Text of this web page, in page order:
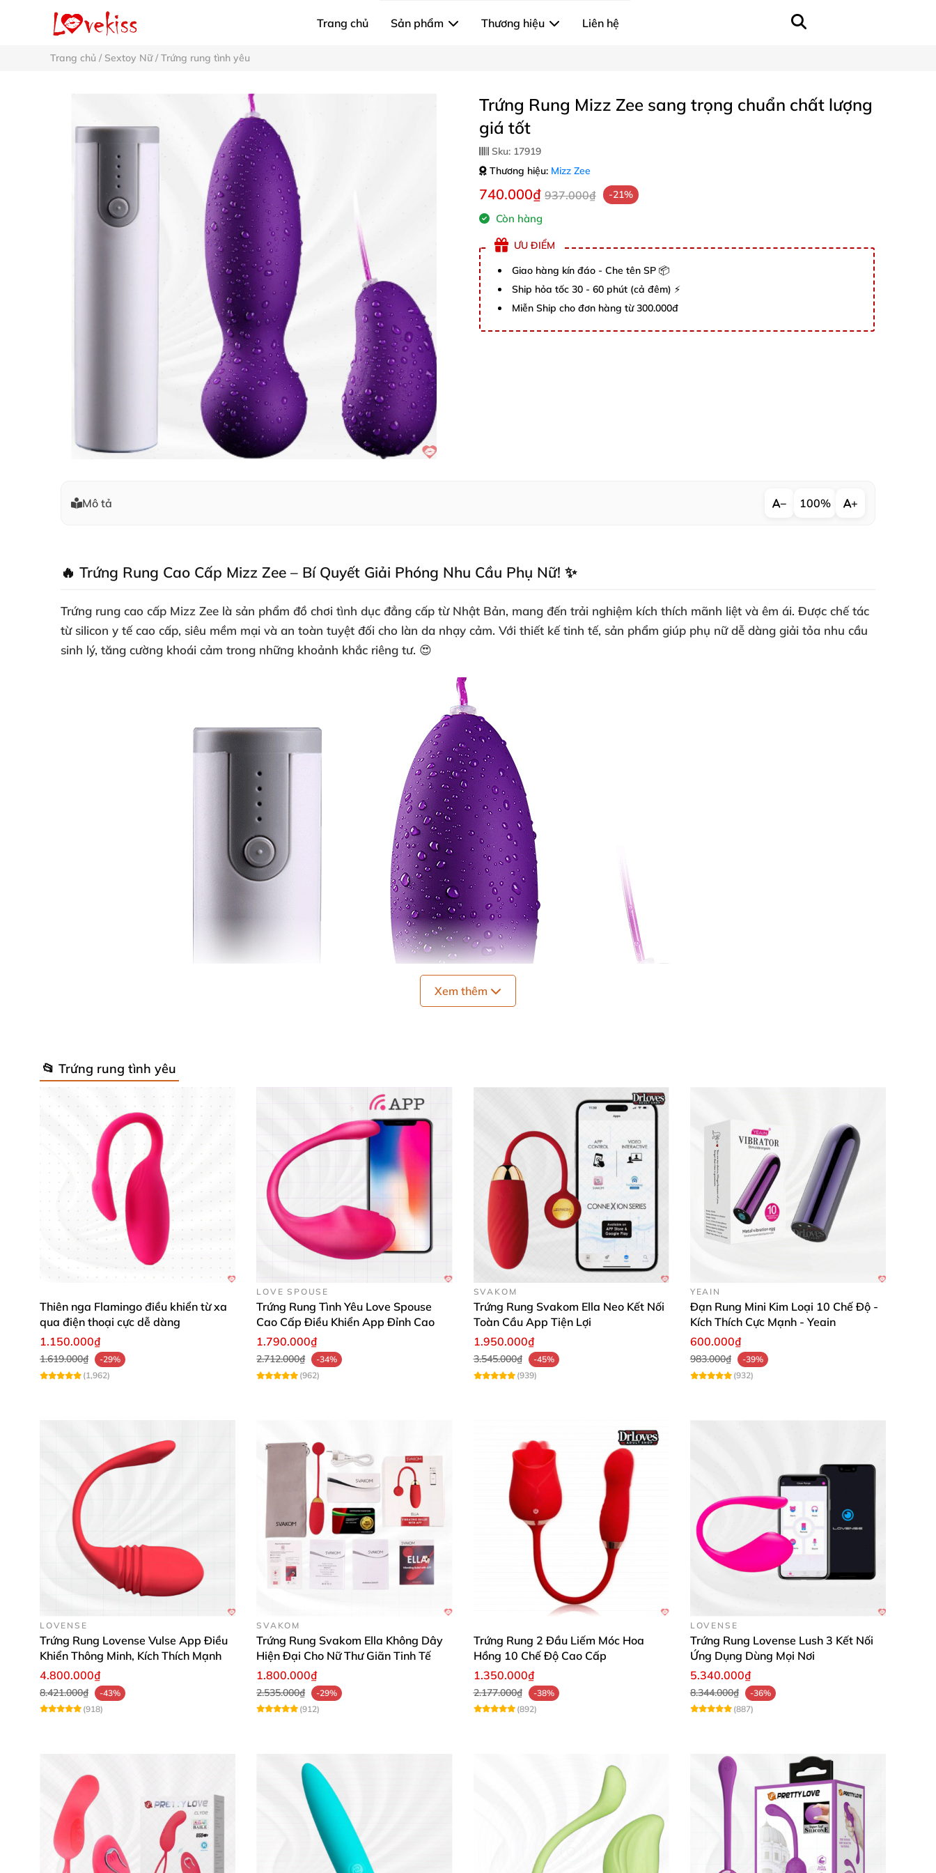
Trang chủ Sản phẩm Thương hiệu Liên hệ
Trang chủ / Sextoy Nữ/ Trứng rung tình yêu
Trứng Rung Mizz Zee sang trọng chuẩn chất lượng
giá tốt
Sku: 17919
Thương hiệu: Mizz Zee
740.000₫ 937.000₫ -21%
Còn hàng
ƯU ĐIỂM
Giao hàng kín đáo - Che tên SP 📦
Ship hỏa tốc 30 - 60 phút (cả đêm) ⚡
Miễn Ship cho đơn hàng từ 300.000đ
Mô tả − 100% +
🔥 Trứng Rung Cao Cấp Mizz Zee – Bí Quyết Giải Phóng Nhu Cầu Phụ Nữ! ✨
Trứng rung cao cấp Mizz Zee là sản phẩm đồ chơi tình dục đẳng cấp từ Nhật Bản, mang đến trải nghiệm kích thích mãnh liệt và êm ái. Được chế tác
từ silicon y tế cao cấp, siêu mềm mại và an toàn tuyệt đối cho làn da nhạy cảm. Với thiết kế tinh tế, sản phẩm giúp phụ nữ dễ dàng giải tỏa nhu cầu
sinh lý, tăng cường khoái cảm trong những khoảnh khắc riêng tư. 😍
Trứng Rung Mizz Zee sang trọng chuẩn chất lượng giá tốt
Xem thêm
📂 Trứng rung tình yêu
Thiên nga Flamingo điều khiển từ xa
qua điện thoại cực dễ dàng
1.150.000₫
1.619.000₫
-29%
(1,962)
LOVE SPOUSE
Trứng Rung Tình Yêu Love Spouse
Cao Cấp Điều Khiển App Đỉnh Cao
1.790.000₫
2.712.000₫
-34%
(962)
SVAKOM
Trứng Rung Svakom Ella Neo Kết Nối
Toàn Cầu App Tiện Lợi
1.950.000₫
3.545.000₫
-45%
(939)
YEAIN
Đạn Rung Mini Kim Loại 10 Chế Độ -
Kích Thích Cực Mạnh - Yeain
600.000₫
983.000₫
-39%
(932)
LOVENSE
Trứng Rung Lovense Vulse App Điều
Khiển Thông Minh, Kích Thích Mạnh
4.800.000₫
8.421.000₫
-43%
(918)
SVAKOM
Trứng Rung Svakom Ella Không Dây
Hiện Đại Cho Nữ Thư Giãn Tinh Tế
1.800.000₫
2.535.000₫
-29%
(912)
Trứng Rung 2 Đầu Liếm Móc Hoa
Hồng 10 Chế Độ Cao Cấp
1.350.000₫
2.177.000₫
-38%
(892)
LOVENSE
Trứng Rung Lovense Lush 3 Kết Nối
Ứng Dụng Dùng Mọi Nơi
5.340.000₫
8.344.000₫
-36%
(887)